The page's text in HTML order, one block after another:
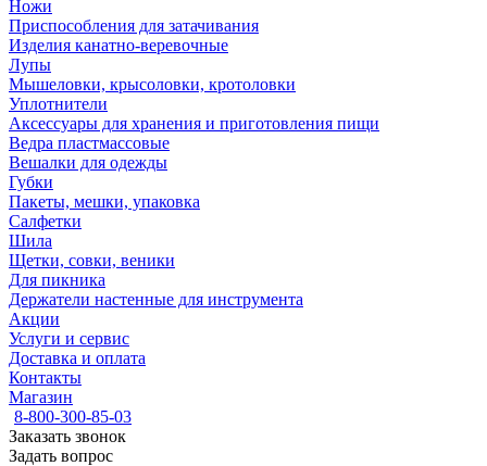
Ножи
Приспособления для затачивания
Изделия канатно-веревочные
Лупы
Мышеловки, крысоловки, кротоловки
Уплотнители
Аксессуары для хранения и приготовления пищи
Ведра пластмассовые
Вешалки для одежды
Губки
Пакеты, мешки, упаковка
Салфетки
Шила
Щетки, совки, веники
Для пикника
Держатели настенные для инструмента
Акции
Услуги и сервис
Доставка и оплата
Контакты
Магазин
8-800-300-85-03
Заказать звонок
Задать вопрос